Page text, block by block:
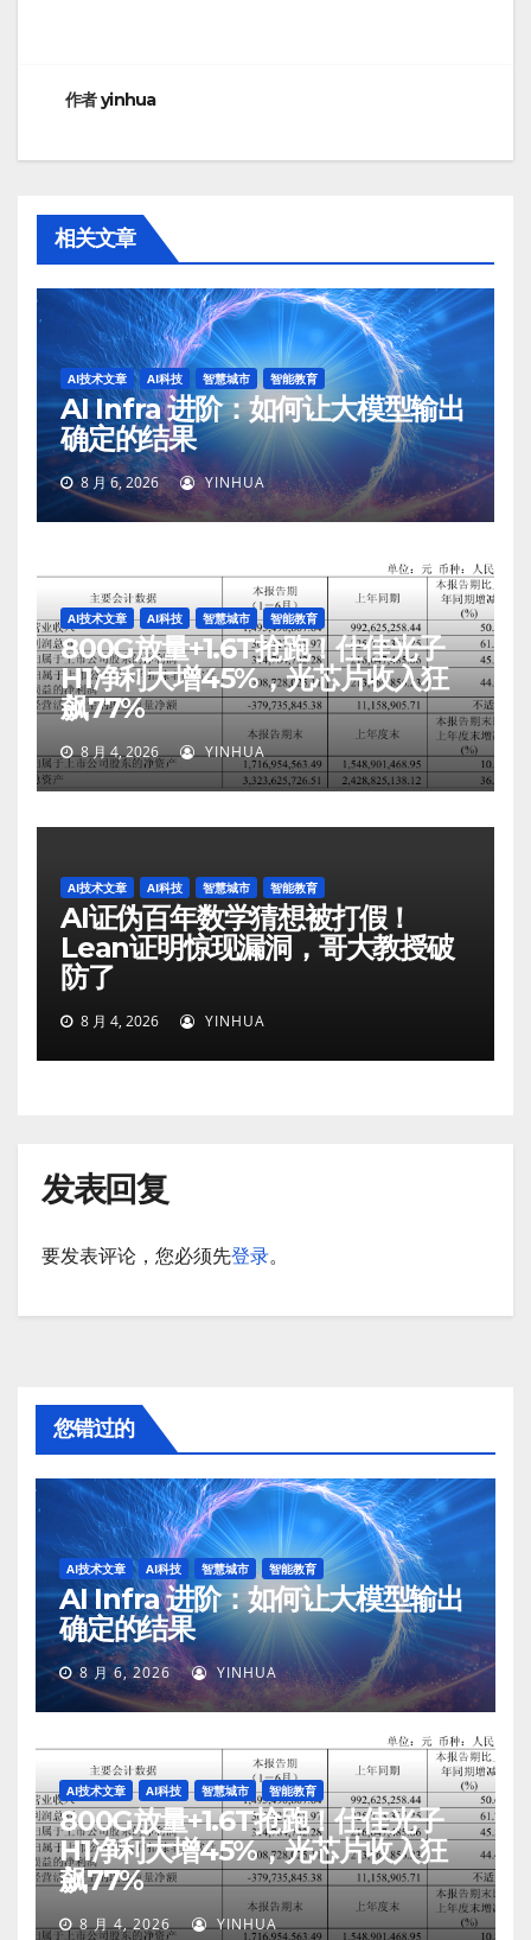
作者yinhua
相关文章
AI技术文章 AI科技 智慧城市 智能教育
AI Infra 进阶：如何让大模型输出
确定的结果
8 月 6, 2026 YINHUA
AI技术文章 AI科技 智慧城市 智能教育
800G放量+1.6T抢跑！仕佳光子
H1净利大增45%，光芯片收入狂
飙77%
8 月 4, 2026 YINHUA
AI技术文章 AI科技 智慧城市 智能教育
AI证伪百年数学猜想被打假！
Lean证明惊现漏洞，哥大教授破
防了
8 月 4, 2026 YINHUA
发表回复
要发表评论，您必须先登录。
您错过的
AI技术文章 AI科技 智慧城市 智能教育
AI Infra 进阶：如何让大模型输出
确定的结果
8 月 6, 2026 YINHUA
AI技术文章 AI科技 智慧城市 智能教育
800G放量+1.6T抢跑！仕佳光子
H1净利大增45%，光芯片收入狂
飙77%
8 月 4, 2026 YINHUA